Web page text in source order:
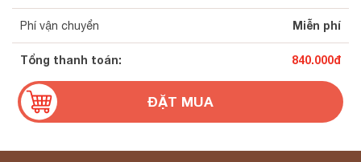
Phí vận chuyển Miễn phí
Tổng thanh toán: 840.000đ